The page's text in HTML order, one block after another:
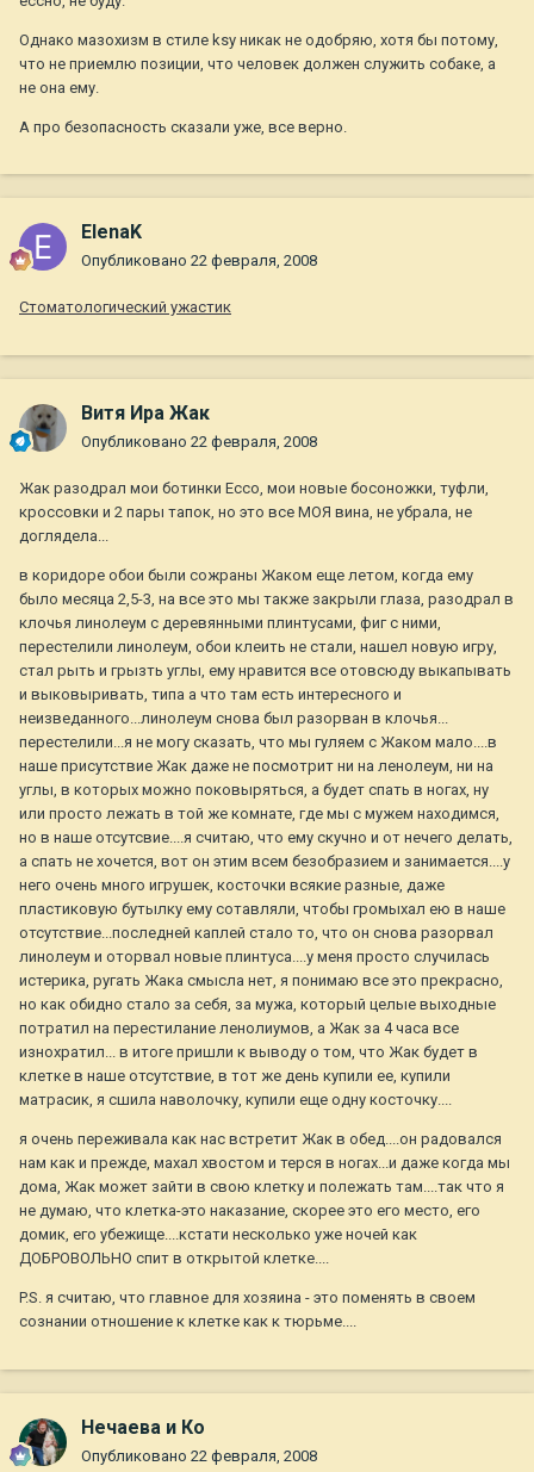
Однако мазохизм в стиле ksy никак не одобряю, хотя бы потому,
что не приемлю позиции, что человек должен служить собаке, а
не она ему.
А про безопасность сказали уже, все верно.
ElenaK
Опубликовано 22 февраля, 2008
Стоматологический ужастик
Витя Ира Жак
Опубликовано 22 февраля, 2008
Жак разодрал мои ботинки Ecco, мои новые босоножки, туфли,
кроссовки и 2 пары тапок, но это все МОЯ вина, не убрала, не
доглядела...
в коридоре обои были сожраны Жаком еще летом, когда ему
было месяца 2,5-3, на все это мы также закрыли глаза, разодрал в
клочья линолеум с деревянными плинтусами, фиг с ними,
перестелили линолеум, обои клеить не стали, нашел новую игру,
стал рыть и грызть углы, ему нравится все отовсюду выкапывать
и выковыривать, типа а что там есть интересного и
неизведанного...линолеум снова был разорван в клочья...
перестелили...я не могу сказать, что мы гуляем с Жаком мало....в
наше присутствие Жак даже не посмотрит ни на ленолеум, ни на
углы, в которых можно поковыряться, а будет спать в ногах, ну
или просто лежать в той же комнате, где мы с мужем находимся,
но в наше отсутсвие....я считаю, что ему скучно и от нечего делать,
а спать не хочется, вот он этим всем безобразием и занимается....у
него очень много игрушек, косточки всякие разные, даже
пластиковую бутылку ему сотавляли, чтобы громыхал ею в наше
отсутствие...последней каплей стало то, что он снова разорвал
линолеум и оторвал новые плинтуса....у меня просто случилась
истерика, ругать Жака смысла нет, я понимаю все это прекрасно,
но как обидно стало за себя, за мужа, который целые выходные
потратил на перестилание ленолиумов, а Жак за 4 часа все
изнохратил... в итоге пришли к выводу о том, что Жак будет в
клетке в наше отсутствие, в тот же день купили ее, купили
матрасик, я сшила наволочку, купили еще одну косточку....
я очень переживала как нас встретит Жак в обед....он радовался
нам как и прежде, махал хвостом и терся в ногах...и даже когда мы
дома, Жак может зайти в свою клетку и полежать там....так что я
не думаю, что клетка-это наказание, скорее это его место, его
домик, его убежище....кстати несколько уже ночей как
ДОБРОВОЛЬНО спит в открытой клетке....
P.S. я считаю, что главное для хозяина - это поменять в своем
сознании отношение к клетке как к тюрьме....
Нечаева и Ко
Опубликовано 22 февраля, 2008